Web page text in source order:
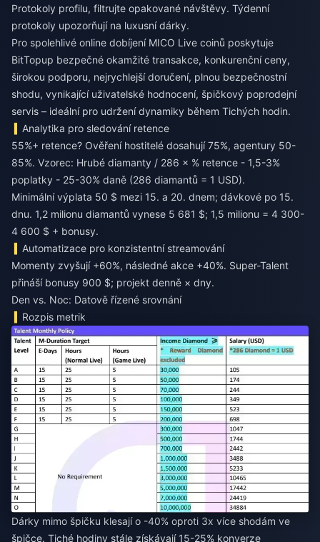
Protokoly profilu, filtrujte opakované návštěvy. Týdenní
protokoly upozorňují na luxusní dárky.
Pro spolehlivé online dobíjení MICO Live coinů poskytuje
BitTopup bezpečné okamžité transakce, konkurenční ceny,
širokou podporu, nejrychlejší doručení, plnou bezpečnostní
shodu, vynikající uživatelské hodnocení, špičkový poprodejní
servis – ideální pro udržení dynamiky během Tichých hodin.
Analytika pro sledování retence
55%+ retence? Ověření hostitelé dosahují 75%, agentury 50-
85%. Vzorec: Hrubé diamanty / 286 × % retence - 1,5-3%
poplatky - 25-30% daně (286 diamantů = 1 USD).
Minimální výplata 50 $ mezi 15. a 20. dnem; dávkové po 15.
dnu. 1,2 milionu diamantů vynese 5 681 $; 1,5 milionu = 4 300-
4 600 $ + bonusy.
Automatizace pro konzistentní streamování
Momenty zvyšují +60%, následné akce +40%. Super-Talent
přináší bonusy 900 $; projekt denně × dny.
Den vs. Noc: Datově řízené srovnání
Rozpis metrik
Dárky mimo špičku klesají o -40% oproti 3x více shodám ve
špičce. Tiché hodiny stále získávají 15-25% konverze